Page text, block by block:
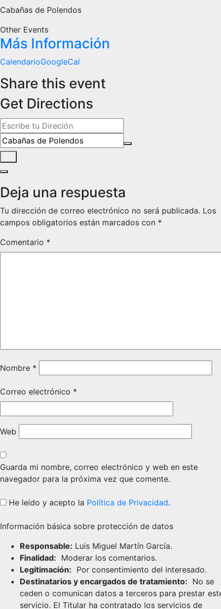
Cabañas de Polendos
Other Events
Más Información
CalendarioGoogleCal
Share this event
Get Directions
Address - EXTINCIÓN MASIVA- Presentación de
Destination Address - EXTINCIÓN MASIVA- Presentación
Deja una respuesta
Tu dirección de correo electrónico no será publicada. Los
campos obligatorios están marcados con *
Comentario *
Nombre *
Correo electrónico *
Web
Guarda mi nombre, correo electrónico y web en este
navegador para la próxima vez que comente.
He leído y acepto la Política de Privacidad.
Información básica sobre protección de datos
Responsable: Luis Miguel Martín García.
Finalidad: Moderar los comentarios.
Legitimación: Por consentimiento del interesado.
Destinatarios y encargados de tratamiento: No se
ceden o comunican datos a terceros para prestar
servicio. El Titular ha contratado los servicios de